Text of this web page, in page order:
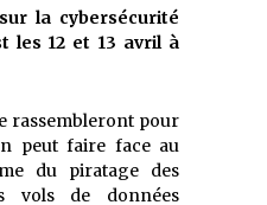
la cybersécurité
les 12 et 13 avril à
rassembleront pour
peut faire face au
du piratage des
vols de données